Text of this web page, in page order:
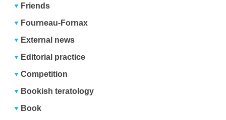
Friends
Fourneau-Fornax
External news
Editorial practice
Competition
Bookish teratology
Book